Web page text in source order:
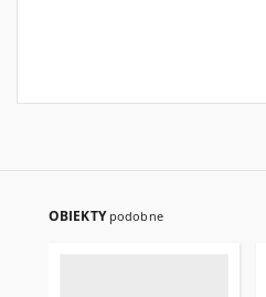
OBIEKTY podobne